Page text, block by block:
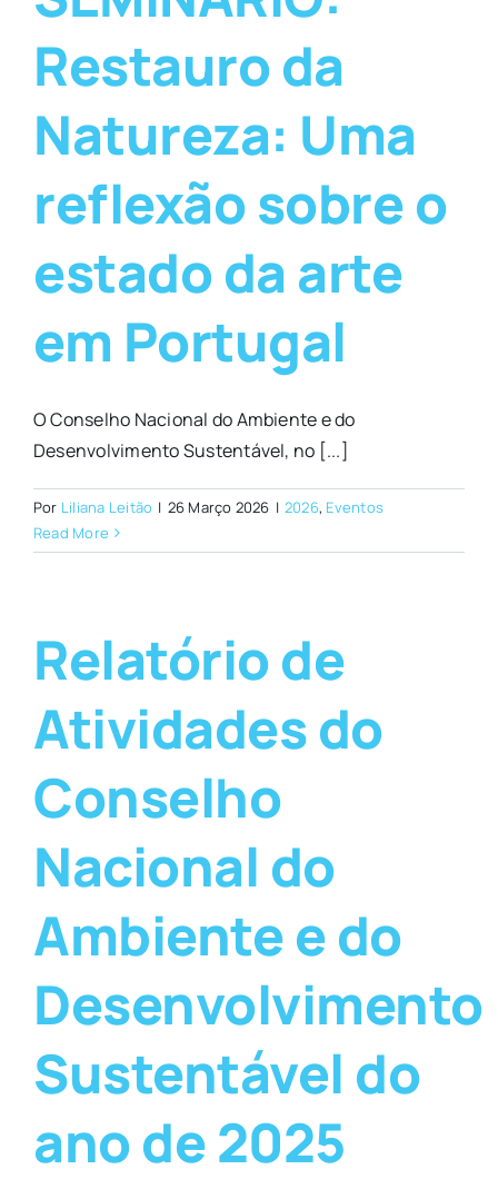
Restauro da
Natureza: Uma
reflexão sobre o
estado da arte
em Portugal
O Conselho Nacional do Ambiente e do
Desenvolvimento Sustentável, no [...]
Por Liliana Leitão | 26 Março 2026 | 2026, Eventos
Read More
Relatório de
Atividades do
Conselho
Nacional do
Ambiente e do
Desenvolvimento
Sustentável do
ano de 2025